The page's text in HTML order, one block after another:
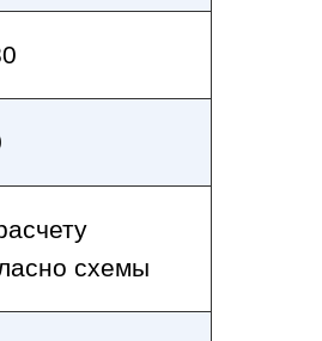
схемы